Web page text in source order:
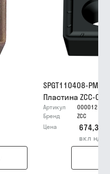
SPGT110408-PM
Пластина ZCC-CT
Артикул
Бренд
ZCC
Цена
674,36 ₽
вкл ндс